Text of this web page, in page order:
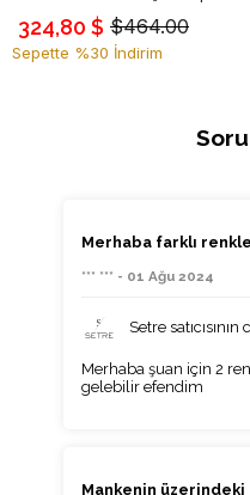
$464.00
324,80 $
Sepette %30 İndirim
Merhaba farklı
*** *** - 01 Ağu 2024
Setre satıcısının
Merhaba şuan için 2
gelebilir efendim
Mankenin